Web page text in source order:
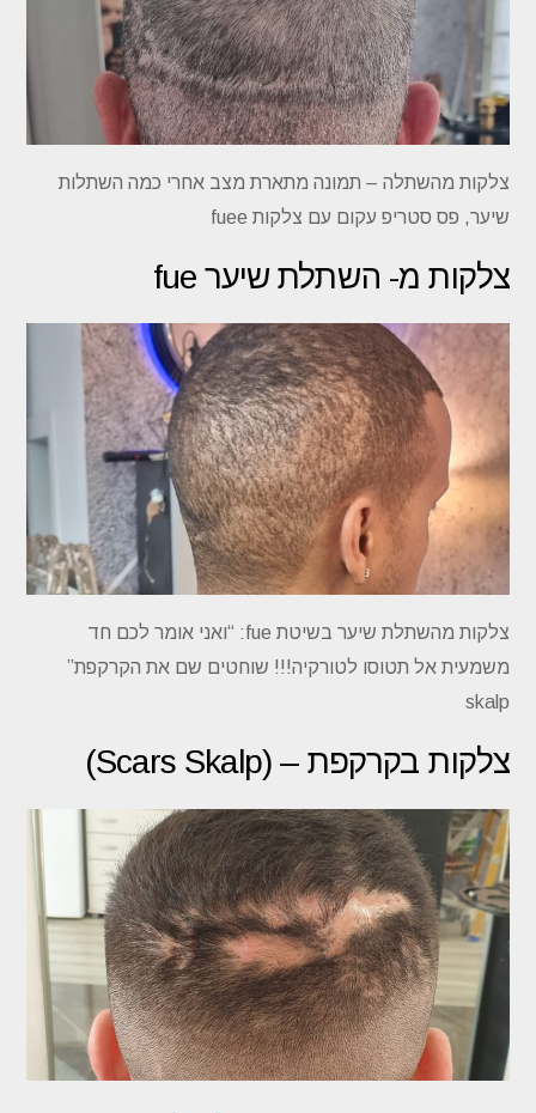
צלקות מהשתלה – תמונה מתארת מצב אחרי כמה השתלות
שיער, פס סטריפ עקום עם צלקות fuee
צלקות מ- השתלת שיער fue
צלקות מהשתלת שיער בשיטת fue: “ואני אומר לכם חד
משמעית אל תטוסו לטורקיה!!! שוחטים שם את הקרקפת”
skalp
צלקות בקרקפת – (Scars Skalp)